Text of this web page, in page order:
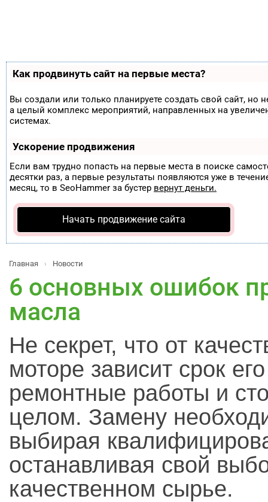
Как продвинуть сайт на первые места?
Вы создали или только планируете создать свой сайт, но
а целый комплекс мероприятий, направленных на
системах.
Ускорение продвижения
Если вам трудно попасть на первые места в поиске
десятки раз, а первые результаты появляются уже в
месяц, то в SeoHammer за бустер вернут деньги.
Начать продвижение сайта
Главная › Новости
6 основных ошибок
масла
Не секрет, что от
моторе зависит срок
ремонтные работы и
целом. Замену
выбирая
останавливая свой
качественном сырье.